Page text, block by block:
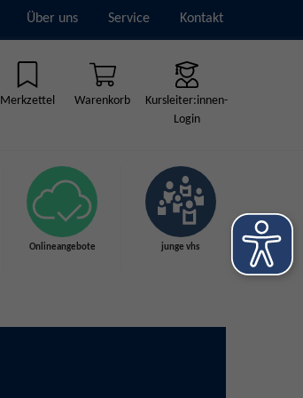
Über uns Service Kontakt
Merkzettel Warenkorb
Kursleiter:innen-
Login
Onlineangebote junge vhs